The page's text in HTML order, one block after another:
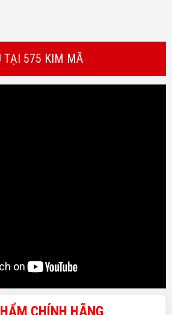
TẠI 575 KIM MÃ
CHÍNH HÃNG